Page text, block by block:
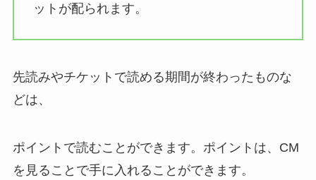
ットが配られます。
先読みやチケットで読める期間が終わったものな
どは、
ポイントで読むことができます。ポイントは、CM
を見ることで手に入れることができます。